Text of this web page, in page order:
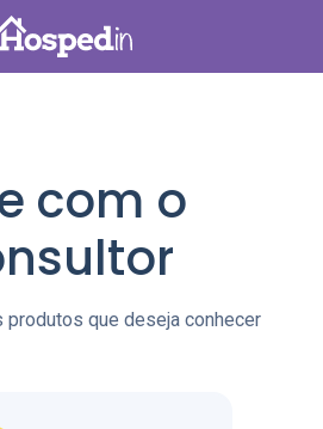
com o
produtos que deseja conhecer